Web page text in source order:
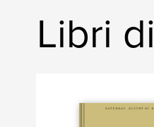
Libri